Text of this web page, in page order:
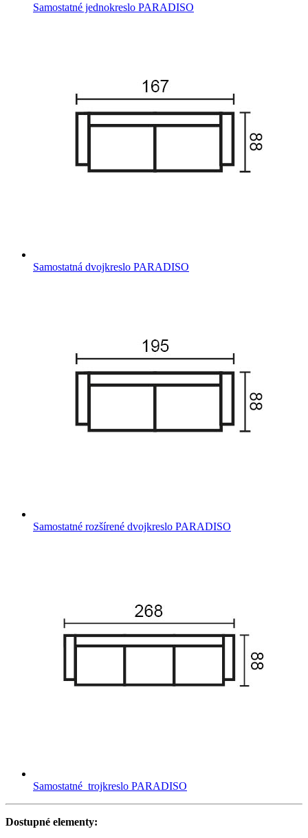
Samostatné jednokreslo PARADISO
Samostatná dvojkreslo PARADISO
Samostatné rozšírené dvojkreslo PARADISO
Samostatné trojkreslo PARADISO
Dostupné elementy: